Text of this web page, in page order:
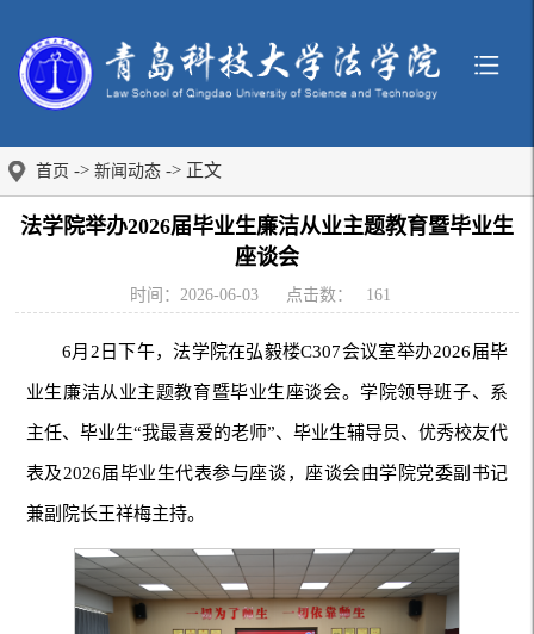
首页 -> 新闻动态 -> 正文
法学院举办2026届毕业生廉洁从业主题教育暨毕业生
座谈会
时间：2026-06-03 点击数： 161
6月2日下午，法学院在弘毅楼C307会议室举办2026届毕
业生廉洁从业主题教育暨毕业生座谈会。学院领导班子、系
主任、毕业生“我最喜爱的老师”、毕业生辅导员、优秀校友代
表及2026届毕业生代表参与座谈，座谈会由学院党委副书记
兼副院长王祥梅主持。